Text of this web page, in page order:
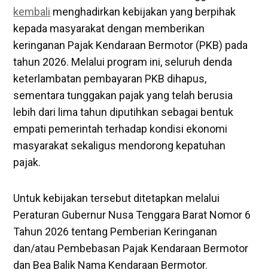
kembali menghadirkan kebijakan yang berpihak
kepada masyarakat dengan memberikan
keringanan Pajak Kendaraan Bermotor (PKB) pada
tahun 2026. Melalui program ini, seluruh denda
keterlambatan pembayaran PKB dihapus,
sementara tunggakan pajak yang telah berusia
lebih dari lima tahun diputihkan sebagai bentuk
empati pemerintah terhadap kondisi ekonomi
masyarakat sekaligus mendorong kepatuhan
pajak.
Untuk kebijakan tersebut ditetapkan melalui
Peraturan Gubernur Nusa Tenggara Barat Nomor 6
Tahun 2026 tentang Pemberian Keringanan
dan/atau Pembebasan Pajak Kendaraan Bermotor
dan Bea Balik Nama Kendaraan Bermotor.